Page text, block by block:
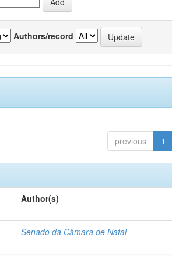
Authors/record
previous 1
Author(s)
Senado da Câmara de Natal